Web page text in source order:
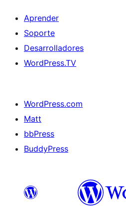
Aprender
Soporte
Desarrolladores
WordPress.TV
WordPress.com
Matt
bbPress
BuddyPress